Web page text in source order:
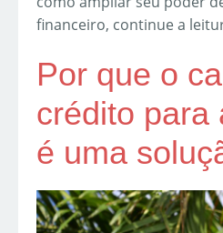
financeiro, continue a
Por que o
crédito para
é uma